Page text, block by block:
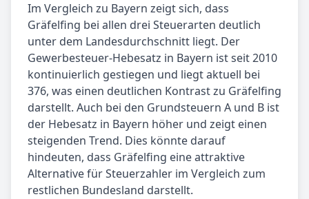
Im Vergleich zu Bayern zeigt sich, dass
Gräfelfing bei allen drei Steuerarten deutlich
unter dem Landesdurchschnitt liegt. Der
Gewerbesteuer-Hebesatz in Bayern ist seit 2010
kontinuierlich gestiegen und liegt aktuell bei
376, was einen deutlichen Kontrast zu Gräfelfing
darstellt. Auch bei den Grundsteuern A und B ist
der Hebesatz in Bayern höher und zeigt einen
steigenden Trend. Dies könnte darauf
hindeuten, dass Gräfelfing eine attraktive
Alternative für Steuerzahler im Vergleich zum
restlichen Bundesland darstellt.